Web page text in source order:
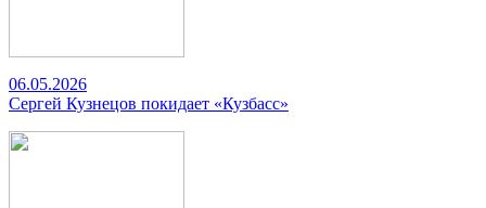
06.05.2026
Сергей Кузнецов покидает «Кузбасс»